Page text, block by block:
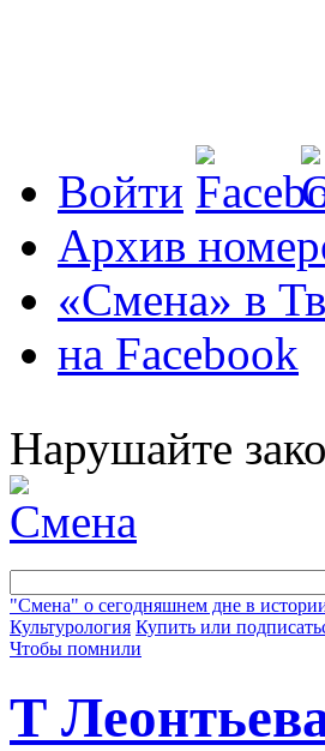
Войти
Архив
«Смена» в
на Facebook
Нарушайте
"Смена" о сегодняшнем дне в
Культурология Купить или
Чтобы помнили
Т